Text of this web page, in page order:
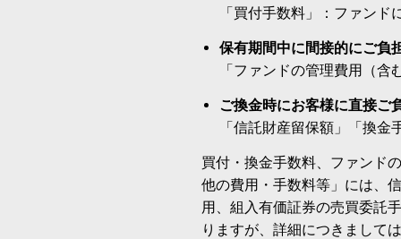
「買付手数料」：ファンド
保有期間中に間接的にご負
「ファンドの管理費用（
ご換金時にお客様に直接ご
「信託財産留保額」「換
買付・換金手数料、ファンド
他の費用・手数料等」には、
用、組入有価証券の売買委託
りますが、詳細につきまして